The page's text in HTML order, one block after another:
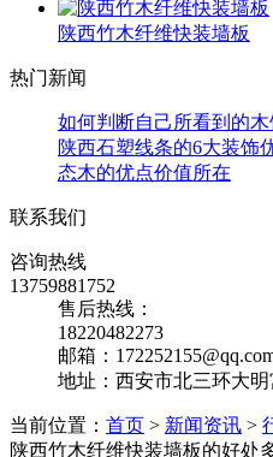
陕西竹木纤维快装墙板
热门新闻
如何判断自己所看到的
陕西石塑线条的6大装饰
态木的优点价值所在
联系我们
咨询热线
13759881752
售后热线：
18220482273
邮箱：
地址：西安市北三环大明
当前位置： 首页 > 新闻资讯 >
陕西竹木纤维快装墙板的好处